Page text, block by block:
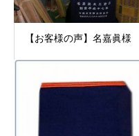
【お客様の声】名嘉眞様